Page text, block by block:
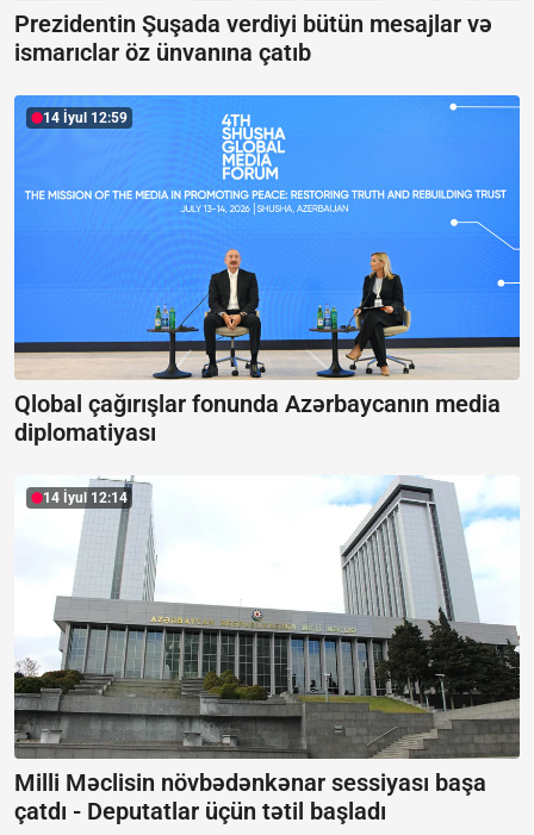
Prezidentin Şuşada verdiyi bütün mesajlar və
ismarıclar öz ünvanına çatıb
14 İyul 12:59
Qlobal çağırışlar fonunda Azərbaycanın media
diplomatiyası
14 İyul 12:14
Milli Məclisin növbədənkənar sessiyası başa
çatdı - Deputatlar üçün tətil başladı